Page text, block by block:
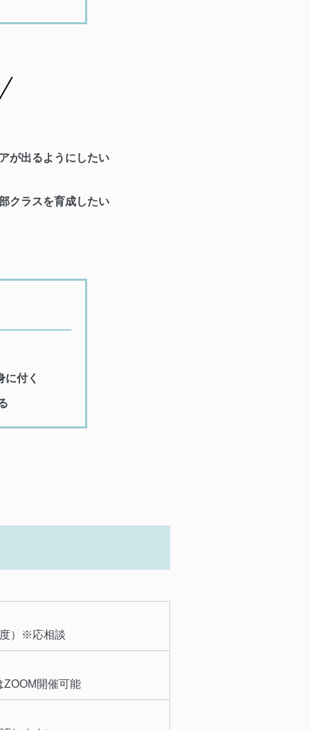
が出るようにしたい
クラスを育成したい
付く
）※応相談
開催可能